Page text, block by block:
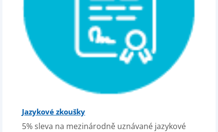
Jazykové zkoušky
5% sleva na mezinárodně uznávané jazykové